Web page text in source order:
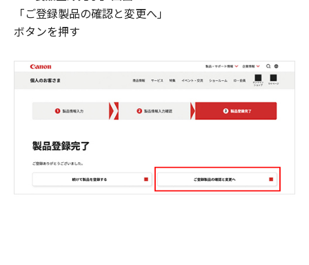
「ご登録製品の確認と変更へ」
ボタンを押す